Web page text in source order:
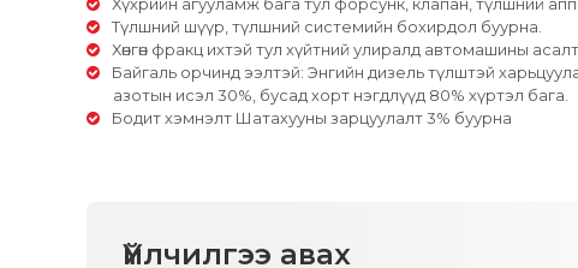
Түлшний шүүр, түлшний системийн бохирдол буурна.
Хөнгөн фракц ихтэй тул хүйтний улиралд автомашины
Байгаль орчинд ээлтэй: Энгийн дизель түлштэй
азотын исэл 30%, бусад хорт нэгдлүүд 80% хүртэл бага.
Бодит хэмнэлт Шатахууны зарцуулалт 3% буурна
Үйлчилгээ авах